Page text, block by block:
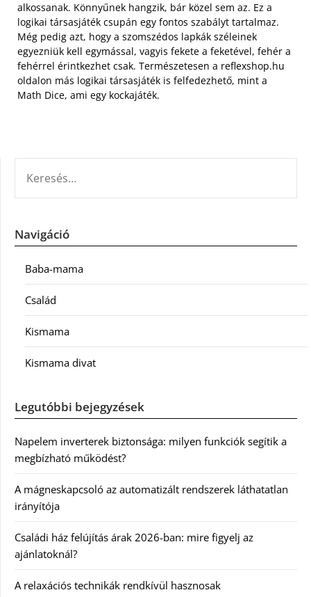
alkossanak. Könnyűnek hangzik, bár közel sem az. Ez a
logikai társasjáték csupán egy fontos szabályt tartalmaz.
Még pedig azt, hogy a szomszédos lapkák széleinek
egyezniük kell egymással, vagyis fekete a feketével, fehér a
fehérrel érintkezhet csak. Természetesen a reflexshop.hu
oldalon más logikai társasjáték is felfedezhető, mint a
Math Dice, ami egy kockajáték.
Navigáció
Baba-mama
Család
Kismama
Kismama divat
Legutóbbi bejegyzések
Napelem inverterek biztonsága: milyen funkciók segítik a
megbízható működést?
A mágneskapcsoló az automatizált rendszerek láthatatlan
irányítója
Családi ház felújítás árak 2026-ban: mire figyelj az
ajánlatoknál?
A relaxációs technikák rendkívül hasznosak